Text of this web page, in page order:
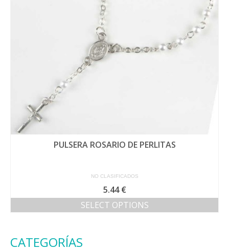
PULSERA ROSARIO DE PERLITAS
NO CLASIFICADOS
5.44€
SELECT OPTIONS
CATEGORÍAS